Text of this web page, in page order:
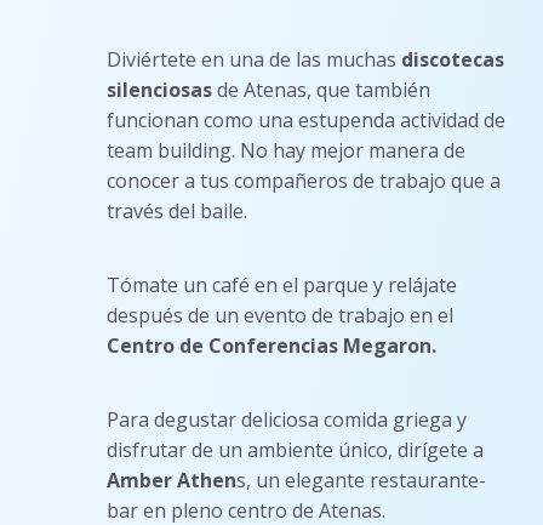
Diviértete en una de las muchas discotecas
silenciosasde Atenas, que también
funcionan como una estupenda actividad de
team building. No hay mejor manera de
conocer a tus compañeros de trabajo que a
través del baile.
Tómate un café en el parque y relájate
después de un evento de trabajo en el
Centro de Conferencias Megaron.
Para degustar deliciosa comida griega y
disfrutar de un ambiente único, dirígete a
Amber Athens, un elegante restaurante-
bar en pleno centro de Atenas.